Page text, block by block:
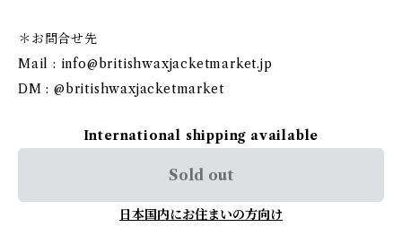
＊お問合せ先
Mail : info@britishwaxjacketmarket.jp
DM : @britishwaxjacketmarket
International shipping available
Sold out
日本国内にお住まいの方向け